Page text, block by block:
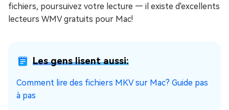
fichiers, poursuivez votre lecture — il existe d'excellents
lecteurs WMV gratuits pour Mac!
Les gens lisent aussi:
Comment lire des fichiers MKV sur Mac? Guide pas
à pas